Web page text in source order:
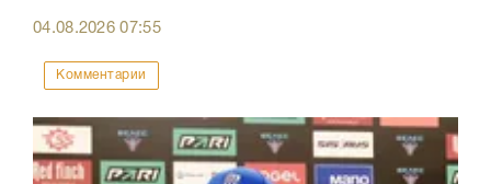
04.08.202607:55
Комментарии